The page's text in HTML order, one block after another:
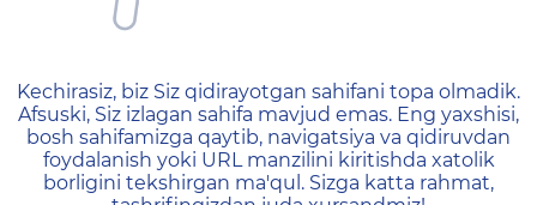
404 — Страница не
Kechirasiz, biz Siz qidirayotgan sahifani topa olmadik.
Afsuski, Siz izlagan sahifa mavjud emas. Eng yaxshisi,
bosh sahifamizga qaytib, navigatsiya va qidiruvdan
foydalanish yoki URL manzilini kiritishda xatolik
borligini tekshirgan ma'qul. Sizga katta rahmat,